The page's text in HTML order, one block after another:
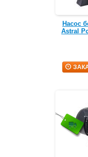
Насос
Astral